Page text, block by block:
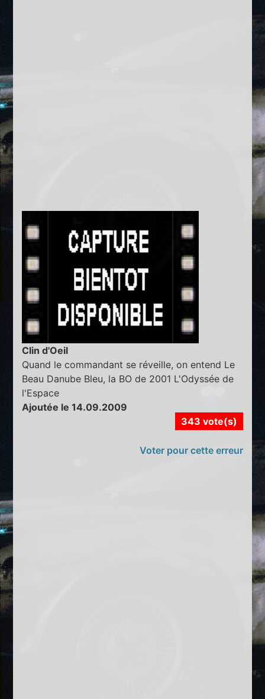
Clin d'Oeil
Quand le commandant se réveille, on entend Le
Beau Danube Bleu, la BO de 2001 L'Odyssée de
l'Espace
Ajoutée le 14.09.2009
343 vote(s)
Voter pour cette erreur